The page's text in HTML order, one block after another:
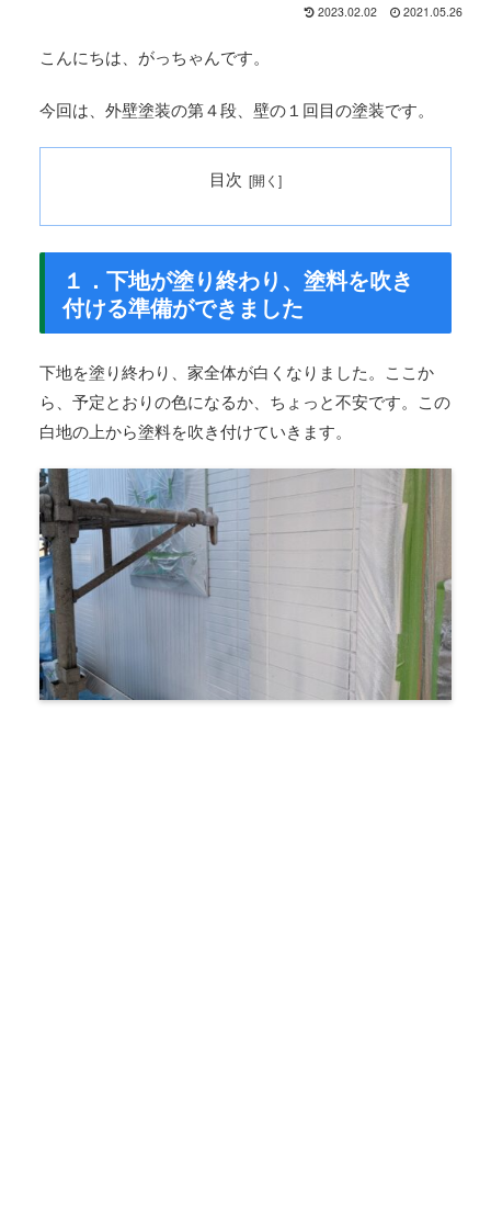
2023.02.02 2021.05.26
こんにちは、がっちゃんです。
今回は、外壁塗装の第４段、壁の１回目の塗装です。
目次
１．下地が塗り終わり、塗料を吹き
付ける準備ができました
下地を塗り終わり、家全体が白くなりました。ここか
ら、予定とおりの色になるか、ちょっと不安です。この
白地の上から塗料を吹き付けていきます。